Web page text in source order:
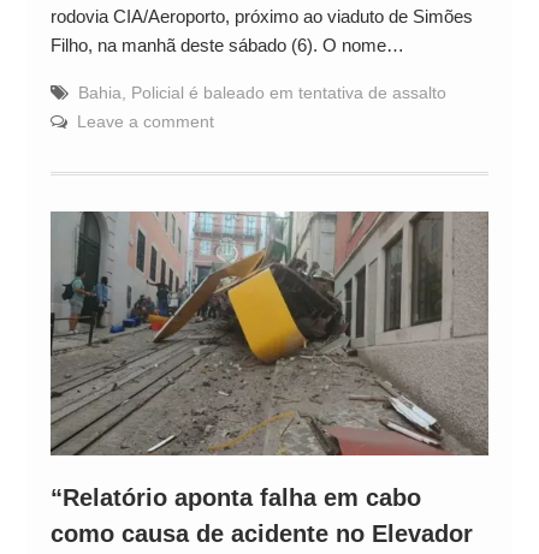
rodovia CIA/Aeroporto, próximo ao viaduto de Simões
Filho, na manhã deste sábado (6). O nome…
Bahia
Policial é baleado em tentativa de assalto
Leave a comment
“Relatório aponta falha em cabo
como causa de acidente no Elevador